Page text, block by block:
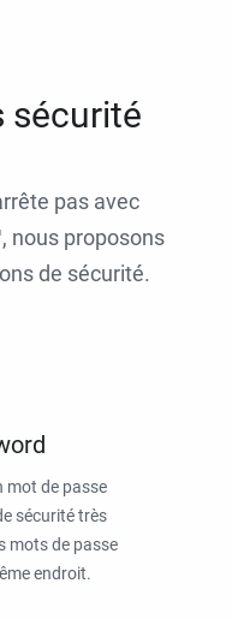
sécurité
pas avec
nous proposons
de sécurité.
mot de passe
sécurité très
mots de passe
endroit.